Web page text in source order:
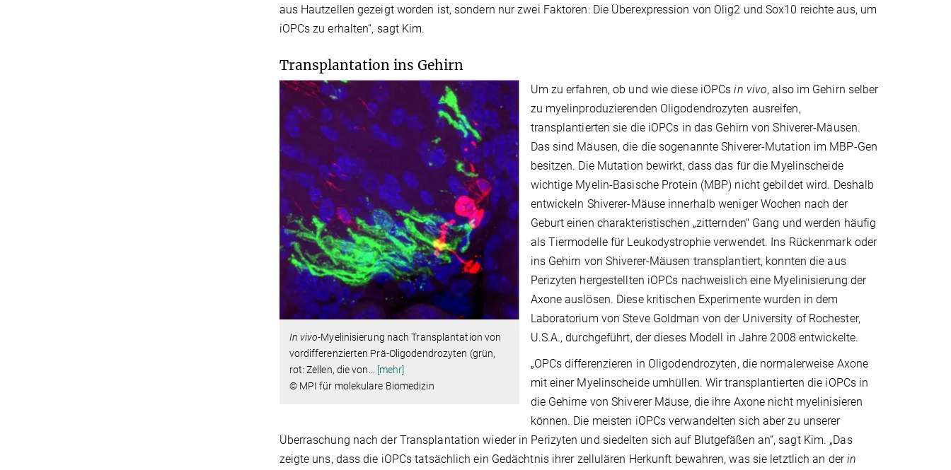
aus Hautzellen gezeigt worden ist, sondern nur zwei Faktoren: Die Überexpression von Olig2 und Sox10 reichte aus, um
iOPCs zu erhalten“, sagt Kim.
Transplantation ins Gehirn
In vivo-Myelinisierung nach Transplantation von
vordifferenzierten Prä-Oligodendrozyten (grün,
rot: Zellen, die von
[mehr]
© MPI für molekulare Biomedizin
Um zu erfahren, ob und wie diese iOPCsin vivo, also im Gehirn selber
zu myelinproduzierenden Oligodendrozyten ausreifen,
transplantierten sie die iOPCs in das Gehirn von Shiverer-Mäusen.
Das sind Mäusen, die die sogenannte Shiverer-Mutation im MBP-Gen
besitzen. Die Mutation bewirkt, dass das für die Myelinscheide
wichtige Myelin-Basische Protein (MBP) nicht gebildet wird. Deshalb
entwickeln Shiverer-Mäuse innerhalb weniger Wochen nach der
Geburt einen charakteristischen „zitternden" Gang und werden häufig
als Tiermodelle für Leukodystrophie verwendet. Ins Rückenmark oder
ins Gehirn von Shiverer-Mäusen transplantiert, konnten die aus
Perizyten hergestellten iOPCs nachweislich eine Myelinisierung der
Axone auslösen. Diese kritischen Experimente wurden in dem
Laboratorium von Steve Goldman von der University of Rochester,
U.S.A., durchgeführt, der dieses Modell in Jahre 2008 entwickelte.
„OPCs differenzieren in Oligodendrozyten, die normalerweise Axone
mit einer Myelinscheide umhüllen. Wir transplantierten die iOPCs in
die Gehirne von Shiverer Mäuse, die ihre Axone nicht myelinisieren
können. Die meisten iOPCs verwandelten sich aber zu unserer
Überraschung nach der Transplantation wieder in Perizyten und siedelten sich auf Blutgefäßen an“, sagt Kim. „Das
zeigte uns, dass die iOPCs tatsächlich ein Gedächtnis ihrer zellulären Herkunft bewahren, was sie letztlich an derin